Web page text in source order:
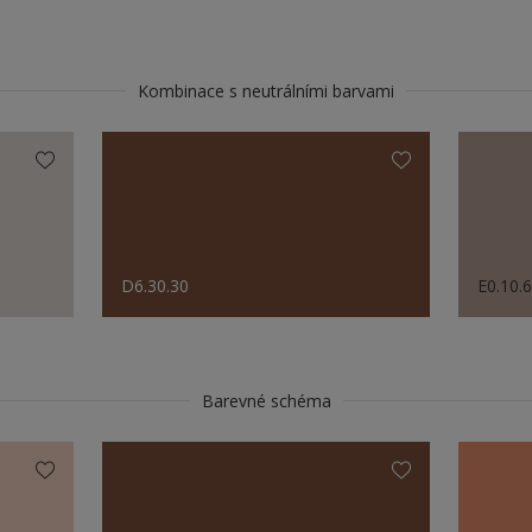
Kombinace s neutrálními barvami
D6.30.30
Barevné schéma